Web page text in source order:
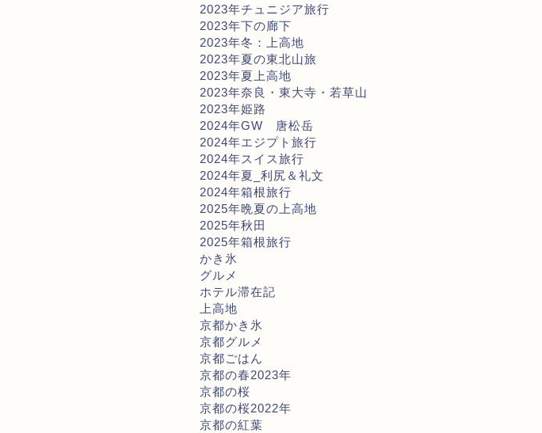
2023年チュニジア旅行
2023年下の廊下
2023年冬：上高地
2023年夏の東北山旅
2023年夏上高地
2023年奈良・東大寺・若草山
2023年姫路
2024年GW 唐松岳
2024年エジプト旅行
2024年スイス旅行
2024年夏_利尻＆礼文
2024年箱根旅行
2025年晩夏の上高地
2025年秋田
2025年箱根旅行
かき氷
グルメ
ホテル滞在記
上高地
京都かき氷
京都グルメ
京都ごはん
京都の春2023年
京都の桜
京都の桜2022年
京都の紅葉